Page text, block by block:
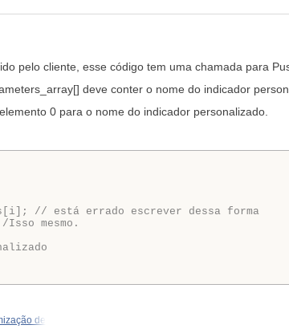
pelo cliente, esse código tem uma chamada para
deve conter o nome do indicador
0 para o nome do indicador personalizado.
// está errado escrever dessa forma
/Isso mesmo.
de